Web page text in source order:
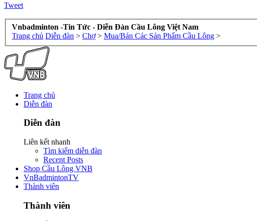
Tweet
Vnbadminton -Tin Tức - Diễn Đàn Cầu Lông Việt Nam
Trang chủ Diễn đàn > Chợ > Mua/Bán Các Sản Phẩm Cầu Lông >
Trang chủ
Diễn đàn
Diễn đàn
Liên kết nhanh
Tìm kiếm diễn đàn
Recent Posts
Shop Cầu Lông VNB
VnBadmintonTV
Thành viên
Thành viên